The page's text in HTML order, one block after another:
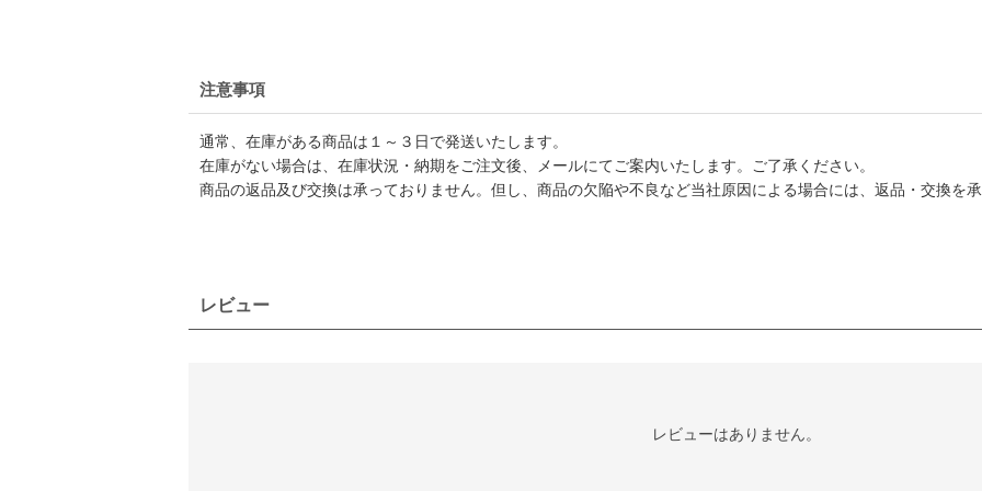
注意事項
通常、在庫がある商品は１～３日で発送いたします。
在庫がない場合は、在庫状況・納期をご注文後、メールにてご案内いたします。ご了承ください。
商品の返品及び交換は承っておりません。但し、商品の欠陥や不良など当社原因による場合には、返品・交換を
レビュー
レビューはありません。